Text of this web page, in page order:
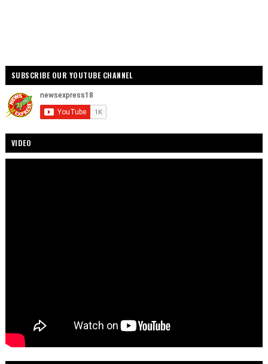
SUBSCRIBE OUR YOUTUBE CHANNEL
VIDEO